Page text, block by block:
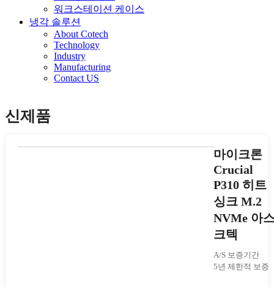
워크스테이션 케이스
냉각 솔루션
About Cotech
Technology
Industry
Manufacturing
Contact US
신제품
마이크론
Crucial
P310 히트
싱크 M.2
NVMe 아
크텍
A/S 보증기간
5년 제한적 보증